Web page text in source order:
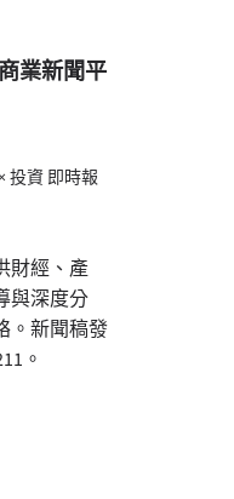
業新聞平
投資 即時報
財經、產
與深度分
。新聞稿發
。